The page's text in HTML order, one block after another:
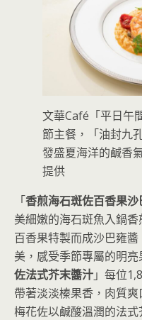
文華Café「平日午
節主餐，「油封九
發盛夏海洋的鹹香
提供
「香煎海石斑佐百香果沙
美細嫩的海石斑魚入鍋
百香果特製而成沙巴雍
美，感受季節專屬的明
佐法式芥末醬汁」每位
帶著淡淡榛果香，肉質
梅花佐以鹹酸溫潤的法